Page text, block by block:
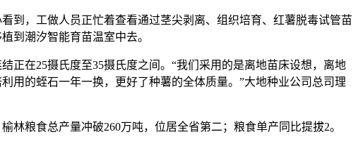
，工做人员正忙着查看通过茎尖剥离、组织培育、红薯脱毒试管苗
到潮汐智能育苗温室中去。
在25摄氏度至35摄氏度之间。“我们采用的是离地苗床设想，离地
用的蛭石一年一换，更好了种薯的全体质量。”大地种业公司总司理
粮食总产量冲破260万吨，位居全省第二；粮食单产同比提拔2。